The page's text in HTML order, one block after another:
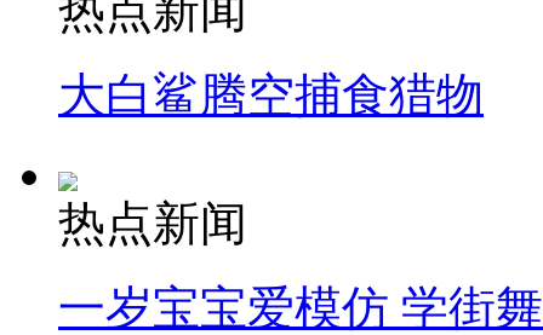
大白鲨腾空捕食猎物
热点新闻
一岁宝宝爱模仿 学街